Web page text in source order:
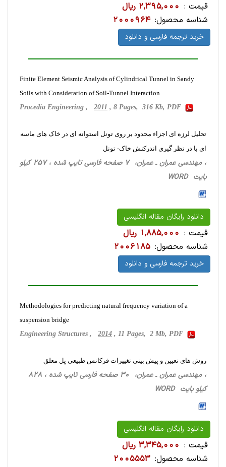
قیمت : 2,395,000 ریال
شناسه محصول: 2000964
خرید ترجمه فارسی و دانلود
Finite Element Seismic Analysis of Cylindrical Tunnel in Sandy
Soils with Consideration of Soil-Tunnel Interaction
Procedia Engineering , 2011 , 8 Pages, 316 Kb, PDF
تحلیل لرزه ای اجزاء محدود بر روی تونل استوانه ای در خاک های ماسه
ای با در نظر گیری اندرکنش خاک- تونل
، مهندسی عمران ـ عمران، 7 صفحه فارسی تایپ شده ، 257 کیلو
بایت WORD
دانلود رایگان مقاله انگلیسی
قیمت : 1,885,000 ریال
شناسه محصول: 2006185
خرید ترجمه فارسی و دانلود
Methodologies for predicting natural frequency variation of a
suspension bridge
Engineering Structures , 2014 , 11 Pages, 2 Mb, PDF
روش های تعیین و پیش بینی تغییرات فرکانس طبیعی پل معلق
، مهندسی عمران ـ عمران، 30 صفحه فارسی تایپ شده ، 828
کیلو بایت WORD
دانلود رایگان مقاله انگلیسی
قیمت : 3,345,000 ریال
شناسه محصول: 2005553